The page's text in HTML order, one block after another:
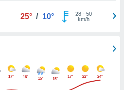
25° / 10° 28- 50
km/h
17° 16° 15° 15°
17° 22° 24°